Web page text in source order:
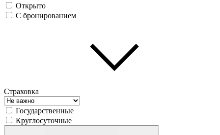
Открыто
С бронированием
Страховка
Государственные
Круглосуточные